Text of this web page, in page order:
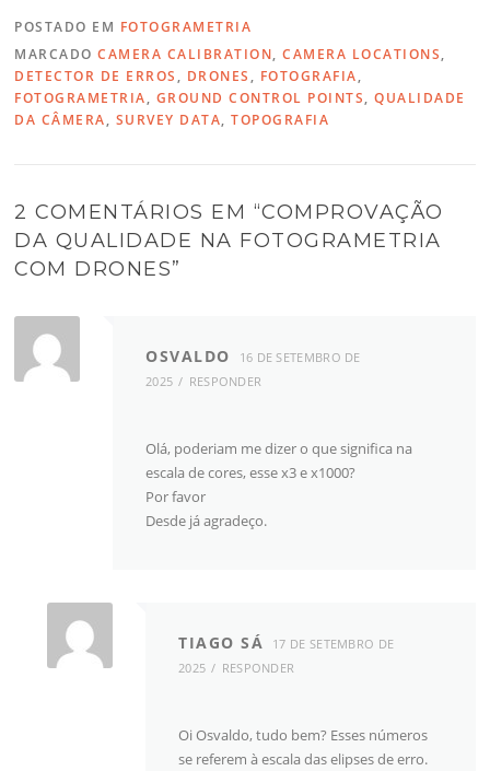
POSTADO EM FOTOGRAMETRIA
MARCADOCAMERA CALIBRATION,CAMERA LOCATIONS,
DETECTOR DE ERROS , DRONES , FOTOGRAFIA,
FOTOGRAMETRIA, GROUND CONTROL POINTS,QUALIDADE
DA CÂMERA, SURVEY DATA,TOPOGRAFIA
2 COMENTÁRIOS EM “COMPROVAÇÃO
DA QUALIDADE NA FOTOGRAMETRIA
COM DRONES”
OSVALDO
16 DE SETEMBRO DE
2025
RESPONDER
Olá, poderiam me dizer o que significa na
escala de cores, esse x3 e x1000?
Por favor
Desde já agradeço.
TIAGO SÁ
17 DE SETEMBRO DE
2025
RESPONDER
Oi Osvaldo, tudo bem? Esses números
se referem à escala das elipses de erro.